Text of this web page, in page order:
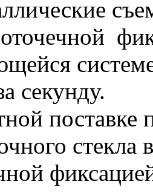
секунду.
поставке
стекла